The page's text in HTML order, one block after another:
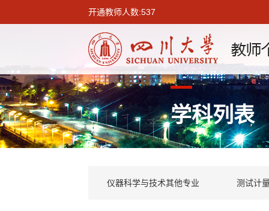
开通教师人数:537
学科列表
仪器科学与技术其他专业 测试计